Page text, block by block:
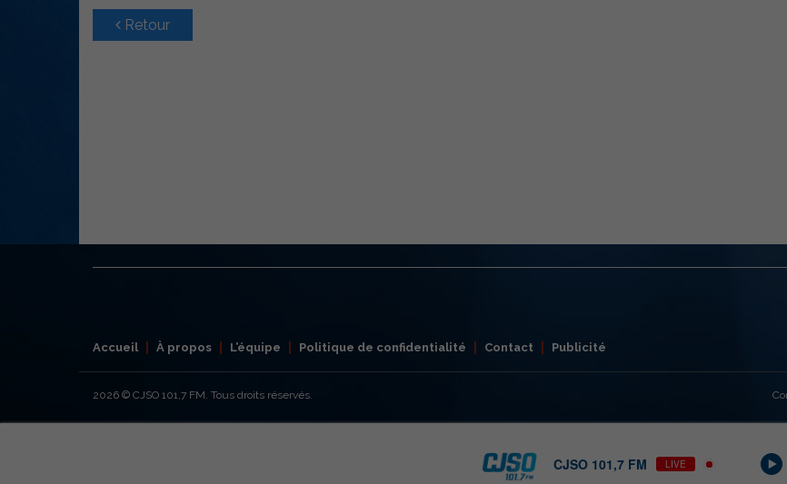
Retour
Accueil À propos L’équipe Politique de confidentialité Contact Publicité
2026 © CJSO 101,7 FM. Tous droits réservés.
CJSO 101,7 FM LIVE